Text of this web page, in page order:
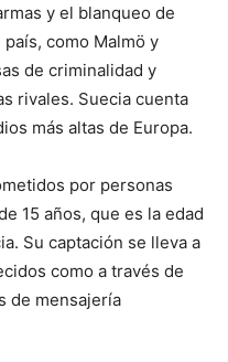
y el blanqueo de
como Malmö y
de criminalidad y
rivales. Suecia cuenta
más altas de Europa.
por personas
15 años, que es la edad
Su captación se lleva a
como a través de
de mensajería